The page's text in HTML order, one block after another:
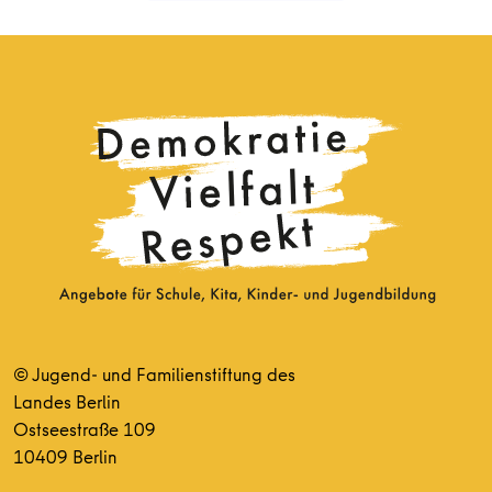
© Jugend- und Familienstiftung des
Landes Berlin
Ostseestraße 109
10409 Berlin